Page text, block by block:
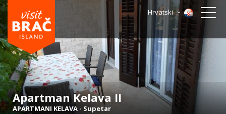
Hrvatski
Apartman Kelava II
APARTMANI KELAVA - Supetar